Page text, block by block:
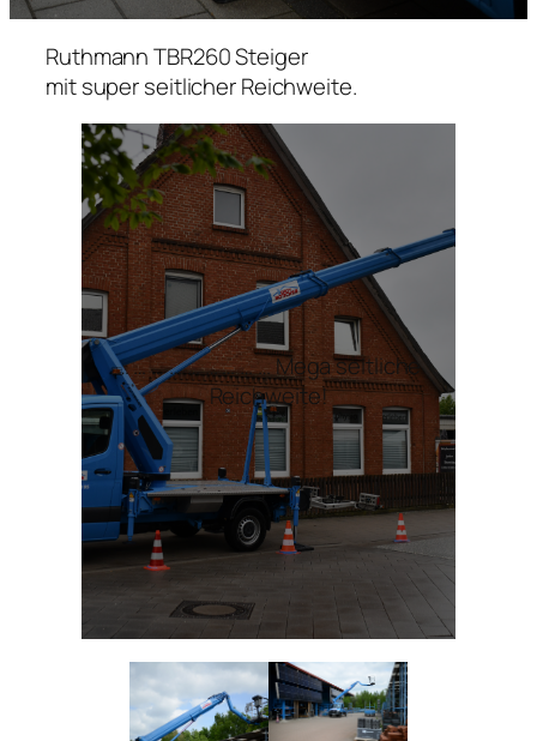
Ruthmann TBR260 Steiger
mit super seitlicher Reichweite.
… … … … … … … … … Mega seitliche
Reichweite!